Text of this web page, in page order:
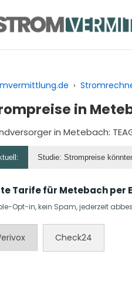
›
in
in Metebach:
Studie: Strompreise
Tarife für Metebach per
Opt-in, kein Spam, jederzeit
Check24